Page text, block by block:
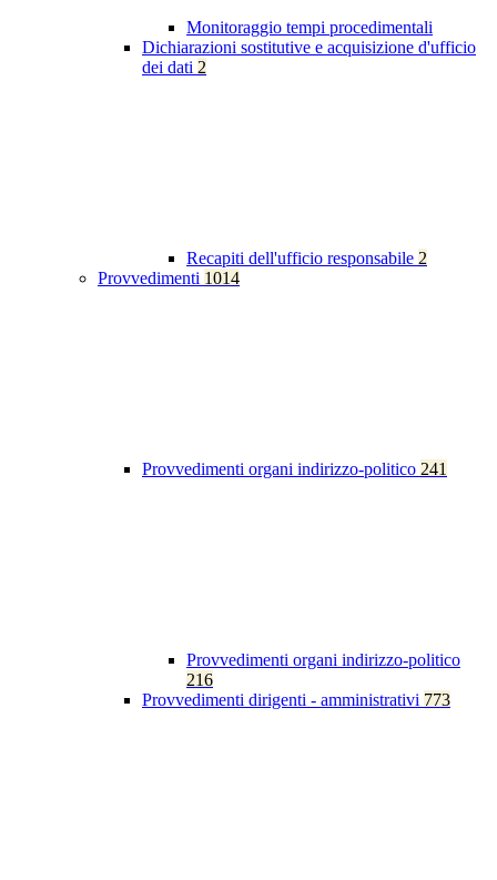
Monitoraggio tempi procedimentali
Dichiarazioni sostitutive e acquisizione d'ufficio
dei dati 2
Recapiti dell'ufficio responsabile 2
Provvedimenti 1014
Provvedimenti organi indirizzo-politico 241
Provvedimenti organi indirizzo-politico
216
Provvedimenti dirigenti - amministrativi 773